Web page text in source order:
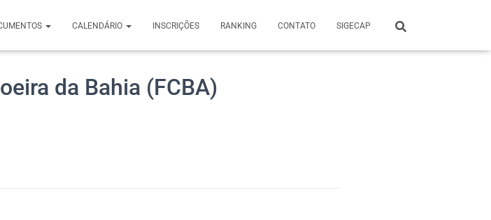
CALENDÁRIO INSCRIÇÕES RANKING CONTATO SIGECAP
da Bahia (FCBA)